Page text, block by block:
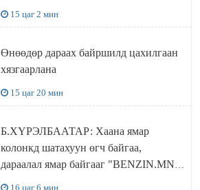
15 цаг 2 мин
Өнөөдөр дараах байршилд цахилгаан
хязгаарлана
15 цаг 20 мин
Б.ХҮРЭЛБААТАР: Хаана ямар
колонкд шатахуун өгч байгаа,
дараалал ямар байгааг "BENZIN.MN”
16 цаг 6 мин